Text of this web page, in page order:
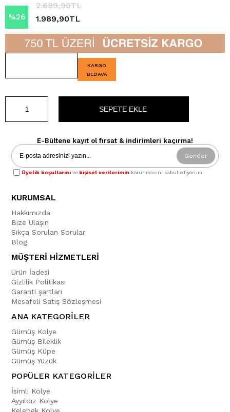
%26
İndirim
2.689,90TL
1.989,90TL
KARGO
BEDAVA
E-Bültene kayıt ol fırsat & indirimleri kaçırma!
Gönder
Üyelik koşullarını ve kişisel verilerimin korunmasını kabul ediyorum.
KURUMSAL
Hakkımızda
Bize Ulaşın
Sıkça Sorulan Sorular
Blog
MÜŞTERİ HİZMETLERİ
Ürün İadesi
Gizlilik Politikası
Garanti şartları
Mesafeli Satış Sözleşmesi
ANA KATEGORİLER
Gümüş Kolye
Gümüş Bileklik
Gümüş Küpe
Gümüş Yüzük
POPÜLER KATEGORİLER
İsimli Kolye
Ayyıldız Kolye